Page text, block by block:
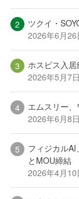
ツクイ・
2026年6月26
ホスピス入
2026年5月7日
エムスリー
2026年6月8日
フィジカル
とMOU締結
2026年4月10